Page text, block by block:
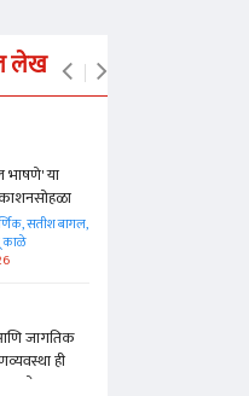
लेख
भाषणे' या
सतीश बागल,
काळे
जागतिक
ही
आहे